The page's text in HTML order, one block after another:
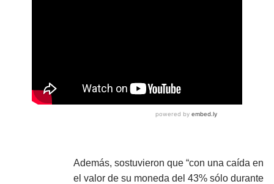
Además, sostuvieron que “con una caída en
el valor de su moneda del 43% sólo durante